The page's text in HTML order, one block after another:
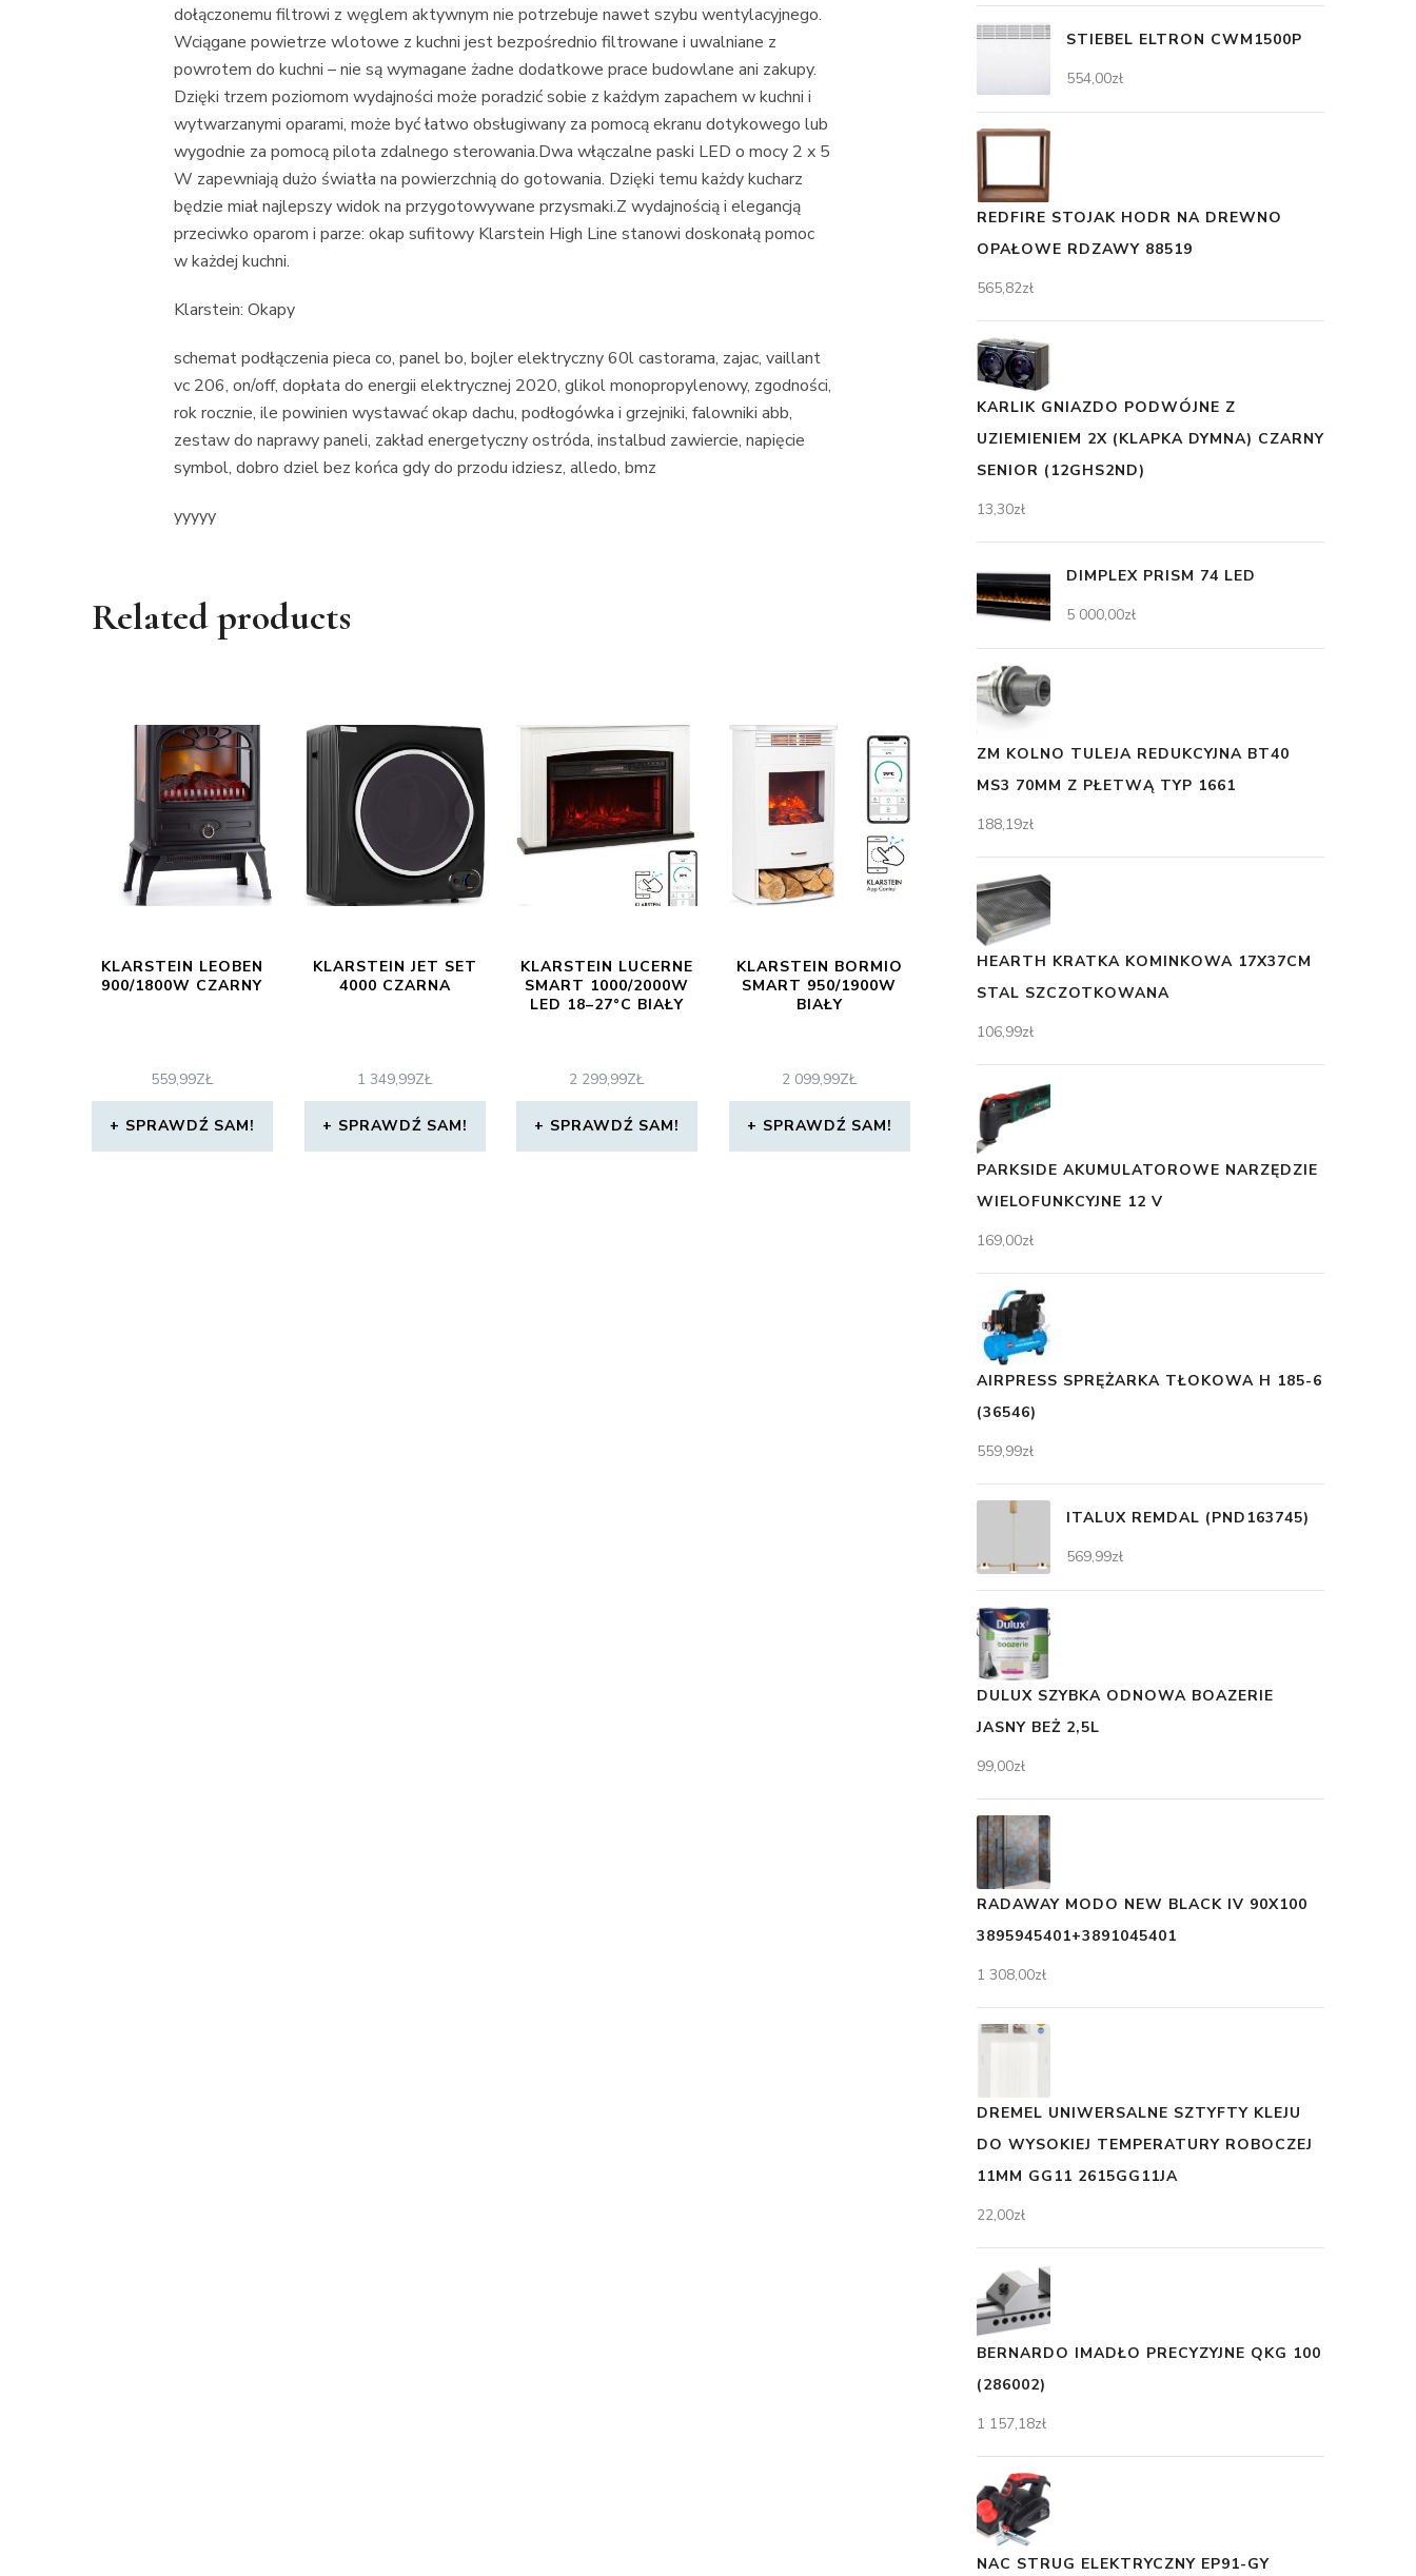
dołączonemu filtrowi z węglem aktywnym nie potrzebuje nawet szybu wentylacyjnego.
Wciągane powietrze wlotowe z kuchni jest bezpośrednio filtrowane i uwalniane z
powrotem do kuchni – nie są wymagane żadne dodatkowe prace budowlane ani zakupy.
Dzięki trzem poziomom wydajności może poradzić sobie z każdym zapachem w kuchni i
wytwarzanymi oparami, może być łatwo obsługiwany za pomocą ekranu dotykowego lub
wygodnie za pomocą pilota zdalnego sterowania.Dwa włączalne paski LED o mocy 2 x 5
W zapewniają dużo światła na powierzchnią do gotowania. Dzięki temu każdy kucharz
będzie miał najlepszy widok na przygotowywane przysmaki.Z wydajnością i elegancją
przeciwko oparom i parze: okap sufitowy Klarstein High Line stanowi doskonałą pomoc
w każdej kuchni.
Klarstein: Okapy
schemat podłączenia pieca co, panel bo, bojler elektryczny 60l castorama, zajac, vaillant
vc 206, on/off, dopłata do energii elektrycznej 2020, glikol monopropylenowy, zgodności,
rok rocznie, ile powinien wystawać okap dachu, podłogówka i grzejniki, falowniki abb,
zestaw do naprawy paneli, zakład energetyczny ostróda, instalbud zawiercie, napięcie
symbol, dobro dziel bez końca gdy do przodu idziesz, alledo, bmz
yyyyy
Related products
KLARSTEIN LEOBEN
900/1800W CZARNY
559,99ZŁ
SPRAWDŹ SAM!
KLARSTEIN JET SET
4000 CZARNA
1 349,99ZŁ
SPRAWDŹ SAM!
KLARSTEIN LUCERNE
SMART 1000/2000W
LED 18–27°C BIAŁY
2 299,99ZŁ
SPRAWDŹ SAM!
KLARSTEIN BORMIO
SMART 950/1900W
BIAŁY
2 099,99ZŁ
SPRAWDŹ SAM!
STIEBEL ELTRON CWM1500P
554,00zł
REDFIRE STOJAK HODR NA DREWNO
OPAŁOWE RDZAWY 88519
565,82zł
KARLIK GNIAZDO PODWÓJNE Z
UZIEMIENIEM 2X (KLAPKA DYMNA) CZARNY
SENIOR (12GHS2ND)
13,30zł
DIMPLEX PRISM 74 LED
5 000,00zł
ZM KOLNO TULEJA REDUKCYJNA BT40
MS3 70MM Z PŁETWĄ TYP 1661
188,19zł
HEARTH KRATKA KOMINKOWA 17X37CM
STAL SZCZOTKOWANA
106,99zł
PARKSIDE AKUMULATOROWE NARZĘDZIE
WIELOFUNKCYJNE 12 V
169,00zł
AIRPRESS SPRĘŻARKA TŁOKOWA H 185-6
(36546)
559,99zł
ITALUX REMDAL (PND163745)
569,99zł
DULUX SZYBKA ODNOWA BOAZERIE
JASNY BEŻ 2,5L
99,00zł
RADAWAY MODO NEW BLACK IV 90X100
3895945401+3891045401
1 308,00zł
DREMEL UNIWERSALNE SZTYFTY KLEJU
DO WYSOKIEJ TEMPERATURY ROBOCZEJ
11MM GG11 2615GG11JA
22,00zł
BERNARDO IMADŁO PRECYZYJNE QKG 100
(286002)
1 157,18zł
NAC STRUG ELEKTRYCZNY EP91-GY